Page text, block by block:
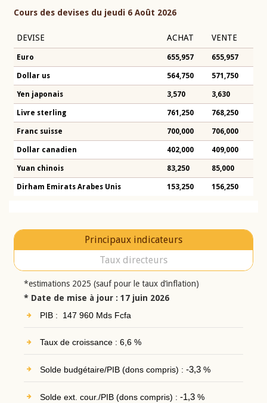
Cours des devises du jeudi 6 Août 2026
DEVISE ACHAT VENTE
Euro 655,957 655,957
Dollar us 564,750 571,750
Yen japonais 3,570 3,630
Livre sterling 761,250 768,250
Franc suisse 700,000 706,000
Dollar canadien 402,000 409,000
Yuan chinois 83,250 85,000
Dirham Emirats Arabes Unis 153,250 156,250
Principaux indicateurs
Taux directeurs
*estimations 2025 (sauf pour le taux d’inflation)
* Date de mise à jour : 17 juin 2026
PIB : 147 960 Mds Fcfa
Taux de croissance : 6,6 %
Solde budgétaire/PIB (dons compris) : -3,3%
Solde ext. cour./PIB (dons compris) : -1,3%